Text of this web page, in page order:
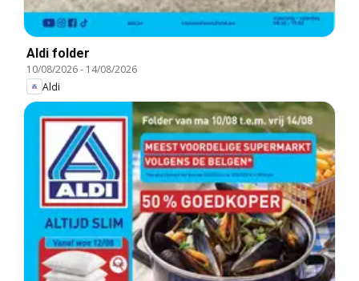
Aldi folder
10/08/2026- 14/08/2026
Aldi